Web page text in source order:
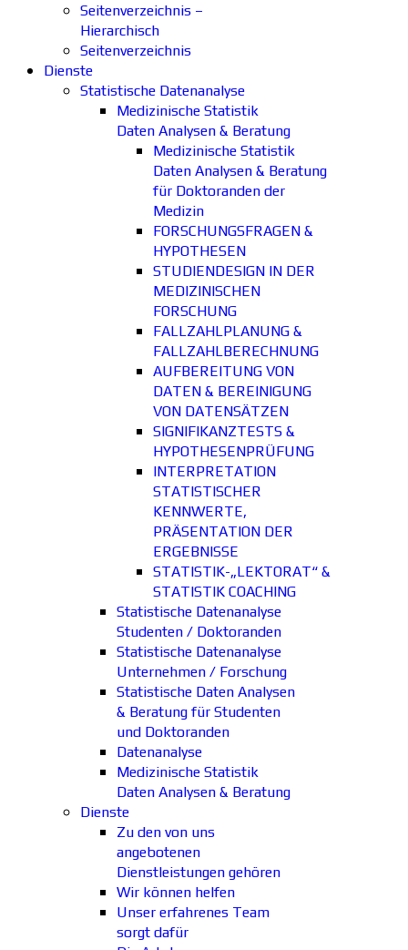
Seitenverzeichnis –
Hierarchisch
Seitenverzeichnis
Dienste
Statistische Datenanalyse
Medizinische Statistik
Daten Analysen & Beratung
Medizinische Statistik
Daten Analysen & Beratung
für Doktoranden der
Medizin
FORSCHUNGSFRAGEN &
HYPOTHESEN
STUDIENDESIGN IN DER
MEDIZINISCHEN
FORSCHUNG
FALLZAHLPLANUNG &
FALLZAHLBERECHNUNG
AUFBEREITUNG VON
DATEN & BEREINIGUNG
VON DATENSÄTZEN
SIGNIFIKANZTESTS &
HYPOTHESENPRÜFUNG
INTERPRETATION
STATISTISCHER
KENNWERTE,
PRÄSENTATION DER
ERGEBNISSE
STATISTIK-„LEKTORAT“ &
STATISTIK COACHING
Statistische Datenanalyse
Studenten / Doktoranden
Statistische Datenanalyse
Unternehmen / Forschung
Statistische Daten Analysen
& Beratung für Studenten
und Doktoranden
Datenanalyse
Medizinische Statistik
Daten Analysen & Beratung
Dienste
Zu den von uns
angebotenen
Dienstleistungen gehören
Wir können helfen
Unser erfahrenes Team
sorgt dafür